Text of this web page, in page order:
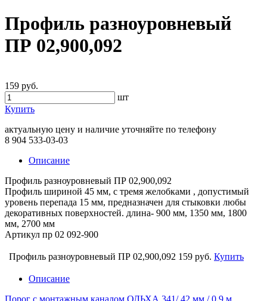
Профиль разноуровневый
ПР 02,900,092
159 руб.
шт
Купить
актуальную цену и наличие уточняйте по телефону
8 904 533-03-03
Описание
Профиль разноуровневый ПР 02,900,092
Профиль шириной 45 мм, с тремя желобками , допустимый
уровень перепада 15 мм, предназначен для стыковки любы
декоративных поверхностей. длина- 900 мм, 1350 мм, 1800
мм, 2700 мм
Артикул пр 02 092-900
Профиль разноуровневый ПР 02,900,092 159 руб. Купить
Описание
Порог с монтажным каналом ОЛЬХА 341/ 42 мм / 0,9 м